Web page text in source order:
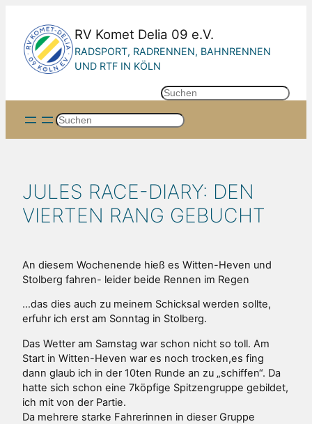
springen
RV Komet Delia 09 e.V.
RADSPORT, RADRENNEN, BAHNRENNEN
UND RTF IN KÖLN
S
Suchen
JULES RACE-DIARY: DEN
VIERTEN RANG GEBUCHT
An diesem Wochenende hieß es Witten-Heven und
Stolberg fahren- leider beide Rennen im Regen
…das dies auch zu meinem Schicksal werden sollte,
erfuhr ich erst am Sonntag in Stolberg.
Das Wetter am Samstag war schon nicht so toll. Am
Start in Witten-Heven war es noch trocken,es fing
dann glaub ich in der 10ten Runde an zu „schiffen“. Da
hatte sich schon eine 7köpfige Spitzengruppe gebildet,
ich mit von der Partie.
Da mehrere starke Fahrerinnen in dieser Gruppe